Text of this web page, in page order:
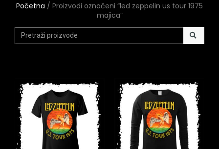
Početna / Proizvodi označeni “led zeppelin us tour 1975
majica”